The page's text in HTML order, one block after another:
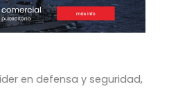
en defensa y seguridad,